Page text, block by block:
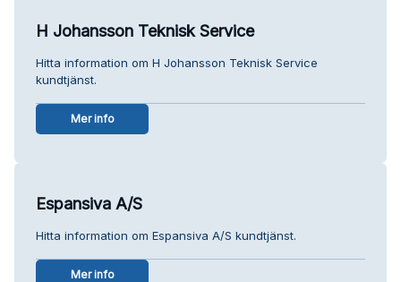
H Johansson Teknisk Service
Hitta information om H Johansson Teknisk Service
kundtjänst.
Mer info
Espansiva A/S
Hitta information om Espansiva A/S kundtjänst.
Mer info